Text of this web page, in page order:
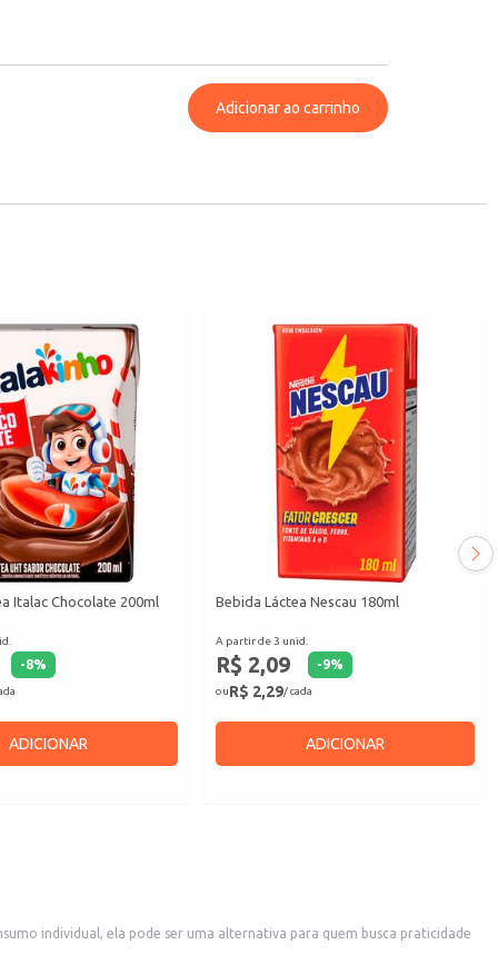
Adicionar ao carrinho
Italac Chocolate 200ml
-8%
ADICIONAR
Bebida Láctea Nescau 180ml
A partir de 3 unid.
R$ 2,09 -9%
ouR$ 2,29/ cada
ADICIONAR
individual, ela pode ser uma alternativa para quem busca praticidade